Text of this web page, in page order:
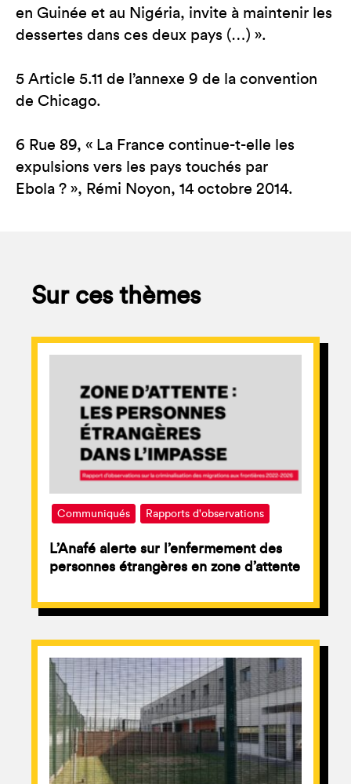
en Guinée et au Nigéria, invite à maintenir les
dessertes dans ces deux pays (…) ».
5 Article 5.11 de l’annexe 9 de la convention
de Chicago.
6 Rue 89, « La France continue-t-elle les
expulsions vers les pays touchés par
Ebola ? », Rémi Noyon, 14 octobre 2014.
Sur ces thèmes
Communiqués Rapports d'observations
L’Anafé alerte sur l’enfermement des
personnes étrangères en zone d’attente